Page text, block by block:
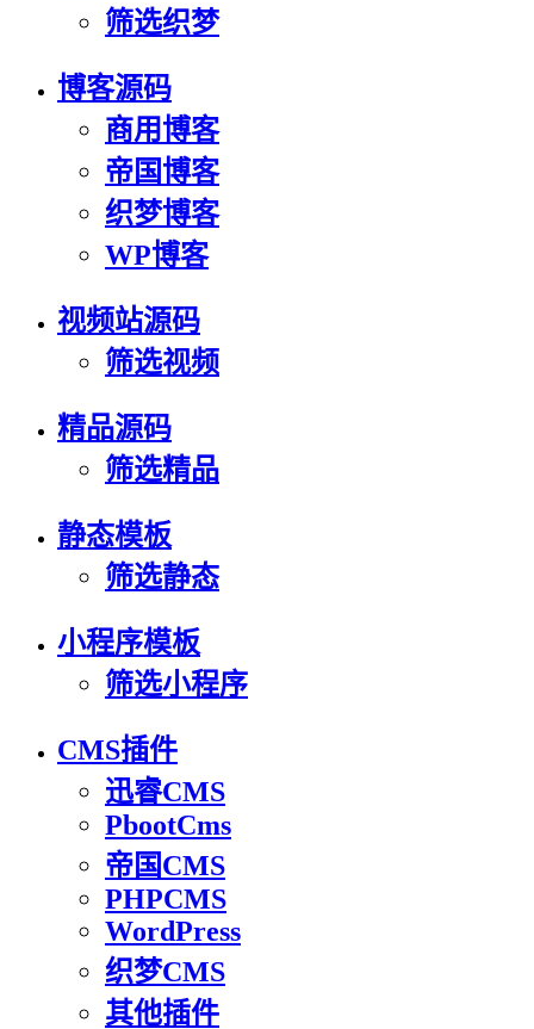
筛选织梦
博客源码
商用博客
帝国博客
织梦博客
WP博客
视频站源码
筛选视频
精品源码
筛选精品
静态模板
筛选静态
小程序模板
筛选小程序
CMS插件
迅睿CMS
PbootCms
帝国CMS
PHPCMS
WordPress
织梦CMS
其他插件